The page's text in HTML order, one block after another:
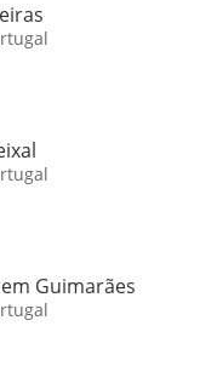
Guimarães